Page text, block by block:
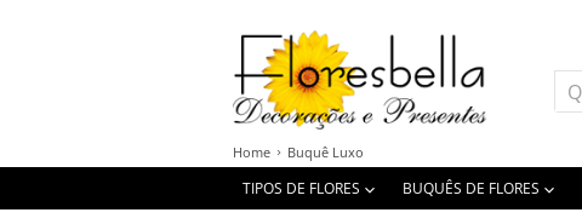
TIPOS DE FLORES BUQUÊS DE FLORES
Home Buquê Luxo